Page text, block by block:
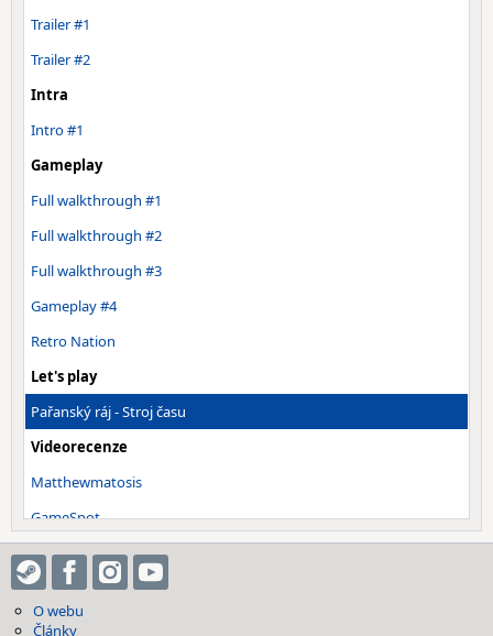
Trailer #1
Trailer #2
Intra
Intro #1
Gameplay
Full walkthrough #1
Full walkthrough #2
Full walkthrough #3
Gameplay #4
Retro Nation
Let's play
Pařanský ráj - Stroj času
Videorecenze
Matthewmatosis
GameSpot
Everything Wrong With Metal Gear…
Ostatní
OST - Main Theme
O webu
Články